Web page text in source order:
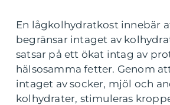
En lågkolhydratkost innebär
begränsar intaget av
satsar på ett ökat intag av
hälsosamma fetter. Genom
intaget av socker, mjöl och
kolhydrater, stimuleras